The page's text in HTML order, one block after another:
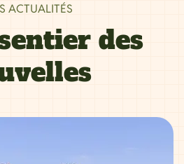
ACTUALITÉS
des